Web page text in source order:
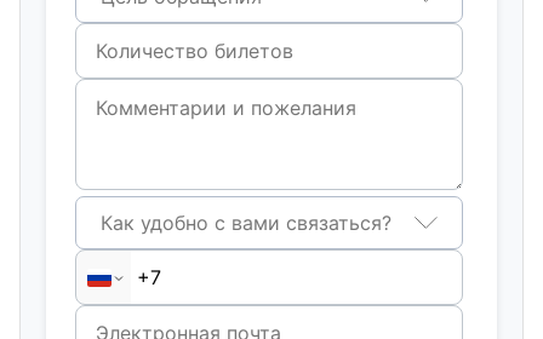
Как удобно с вами связаться?